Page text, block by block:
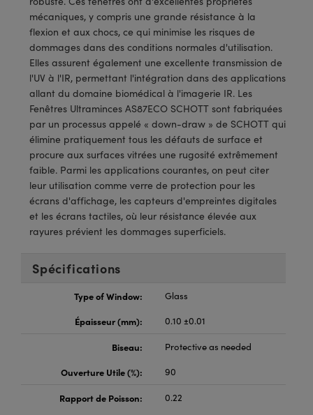
ou Coupleurs
de Poche ou à Mesure Directe
: Microscopie
pour Caméras
: Caméras
Optiques Lightpath
Labs™
Gratings™
mécaniques, y compris une grande résistance à la
flexion et aux chocs, ce qui minimise les risques de
dommages dans des conditions normales d'utilisation.
Elles assurent également une excellente transmission de
l'UV à l'IR, permettant l'intégration dans des applications
allant du domaine biomédical à l'imagerie IR. Les
Fenêtres Ultraminces AS87ECO SCHOTT sont fabriquées
par un processus appelé « down-draw » de SCHOTT qui
élimine pratiquement tous les défauts de surface et
procure aux surfaces vitrées une rugosité extrêmement
faible. Parmi les applications courantes, on peut citer
leur utilisation comme verre de protection pour les
écrans d'affichage, les capteurs d'empreintes digitales
et les écrans tactiles, où leur résistance élevée aux
rayures prévient les dommages superficiels.
Spécifications
Type of Window:
Glass
Épaisseur (mm):
0.10 ±0.01
Biseau:
Protective as needed
Ouverture Utile (%):
90
Rapport de Poisson:
0.22